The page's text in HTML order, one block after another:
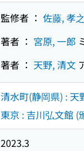
監修者 ： 佐藤, 孝
著者 ： 宮原, 一郎
著者 ： 天野, 清文
清水町(静岡県) : 天
東京 : 吉川弘文館 (
2023.3